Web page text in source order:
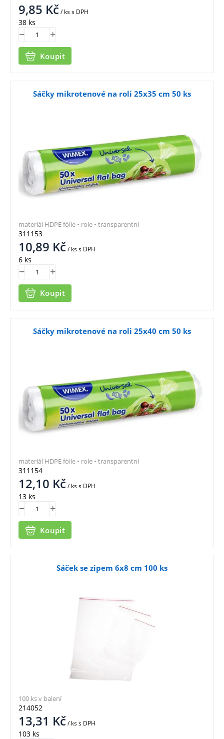
9,85 Kč/ kss DPH
38 ks
Koupit
Sáčky mikrotenové na roli 25x35 cm 50 ks
311153
10,89 Kč/ kss DPH
6 ks
Koupit
materiál HDPE fólie • role • transparentní
Sáčky mikrotenové na roli 25x40 cm 50 ks
311154
12,10 Kč/ kss DPH
13 ks
Koupit
materiál HDPE fólie • role • transparentní
Sáček se zipem 6x8 cm 100 ks
214052
13,31 Kč/ kss DPH
103 ks
100 ks v balení